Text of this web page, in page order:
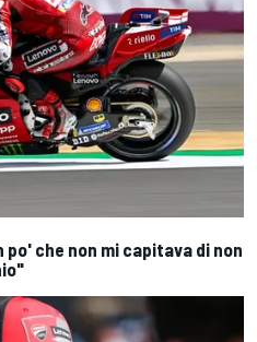
po' che non mi capitava di non